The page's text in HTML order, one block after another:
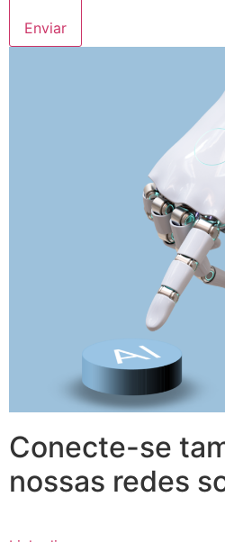
Enviar
Conecte-se
nossas redes